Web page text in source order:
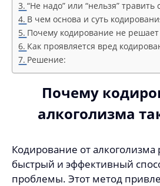
“Не надо” или “нельзя” травить
В чем основа и суть
Почему кодирование не
Как проявляется вред
Решение:
Почему
алкоголизма
Кодирование от алкоголизма
быстрый и эффективный
проблемы. Этот метод